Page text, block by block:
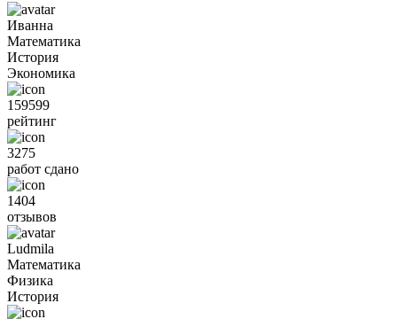
Иванна
Математика
История
Экономика
159599
рейтинг
3275
работ сдано
1404
отзывов
Ludmila
Математика
Физика
История